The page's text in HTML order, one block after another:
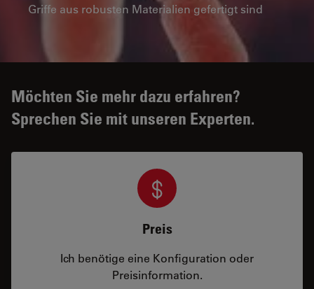
Griffe aus robusten Materialien gefertigt sind
Möchten Sie mehr dazu erfahren?
Sprechen Sie mit unseren Experten.
Preis
Ich benötige eine Konfiguration oder
Preisinformation.